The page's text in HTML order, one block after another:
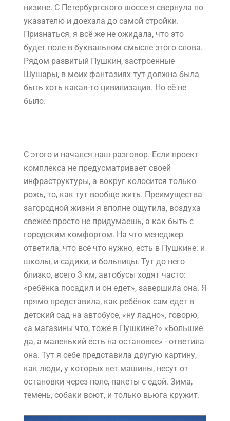
низине. С Петербургского шоссе я свернула по
указателю и доехала до самой стройки.
Признаться, я всё же не ожидала, что это
будет поле в буквальном смысле этого слова.
Рядом развитый Пушкин, застроенные
Шушары, в моих фантазиях тут должна была
быть хоть какая-то цивилизация. Но её не
было.
С этого и начался наш разговор. Если проект
комплекса не предусматривает своей
инфраструктуры, а вокруг колосится только
рожь, то, как тут вообще жить. Преимущества
загородной жизни я вполне ощутила, воздуха
свежее просто не придумаешь, а как быть с
городским комфортом. На что менеджер
ответила, что всё что нужно, есть в Пушкине: и
школы, и садики, и больницы. Тут до него
близко, всего 3 км, автобусы ходят часто:
«ребёнка посадил и он едет», завершила она. Я
прямо представила, как ребёнок сам едет в
детский сад на автобусе, «ну ладно», говорю,
«а магазины что, тоже в Пушкине?» «Большие
да, а маленький есть на остановке» - ответила
она. Тут я себе представила другую картину,
как люди, у которых нет машины, несут от
остановки через поле, пакеты с едой. Зима,
темень, собаки воют, и только вьюга кружит.